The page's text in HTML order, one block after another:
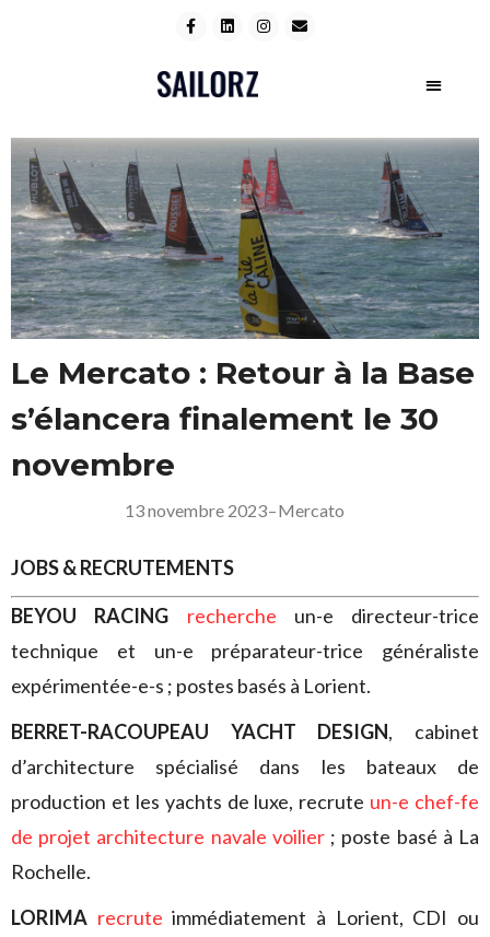
Le Mercato : Retour à la Base
s’élancera finalement le 30
novembre
13 novembre 2023–Mercato
JOBS & RECRUTEMENTS
BEYOU RACING recherche un-e directeur-trice
technique et un-e préparateur-trice généraliste
expérimentée-e-s ; postes basés à Lorient.
BERRET-RACOUPEAU YACHT DESIGN, cabinet
d’architecture spécialisé dans les bateaux de
production et les yachts de luxe, recrute un-e chef-fe
de projet architecture navale voilier; poste basé à La
Rochelle.
LORIMA recrute immédiatement à Lorient, CDI ou